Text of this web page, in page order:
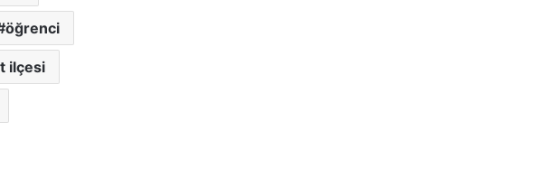
öğrenci
ilçesi